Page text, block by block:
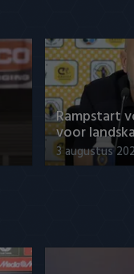
Rampstart
voor
3 augustus